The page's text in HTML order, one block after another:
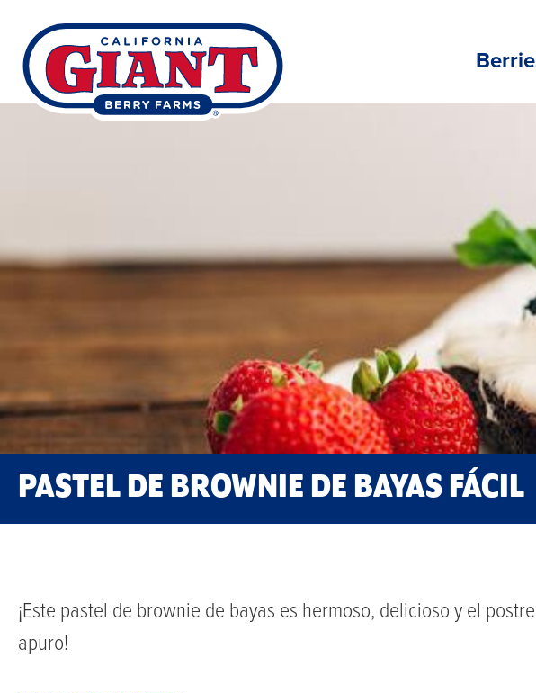
PASTEL DE BROWNIE DE BAYAS FÁCIL
¡Este pastel de brownie de bayas es hermoso, delicioso y el
apuro!